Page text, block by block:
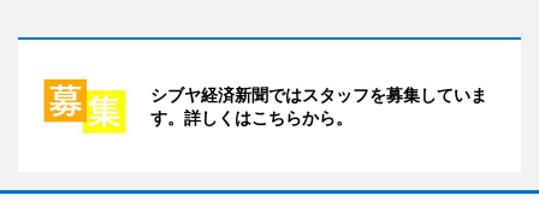
シブヤ経済新聞ではスタッフを募集していま
す。詳しくはこちらから。